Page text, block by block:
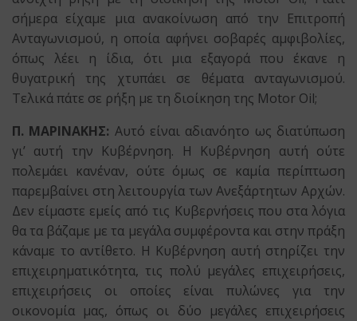
σήμερα είχαμε μια ανακοίνωση από την Επιτροπή
Ανταγωνισμού, η οποία αφήνει σοβαρές αμφιβολίες,
όπως λέει η ίδια, ότι μια εξαγορά που έκανε η
θυγατρική της χτυπάει σε θέματα ανταγωνισμού.
Τελικά πάτε σε ρήξη με τη διοίκηση της Motor Oil;
Π. ΜΑΡΙΝΑΚΗΣ: Αυτό είναι αδιανόητο ως διατύπωση
γι’ αυτή την Κυβέρνηση. Η Κυβέρνηση αυτή ούτε
πολεμάει κανέναν, ούτε όμως σε καμία περίπτωση
παρεμβαίνει στη λειτουργία των Ανεξάρτητων Αρχών.
Δεν είμαστε εμείς από τις Κυβερνήσεις που στα λόγια
θα τα βάζαμε με τα μεγάλα συμφέροντα και στην πράξη
κάναμε το αντίθετο. Η Κυβέρνηση αυτή στηρίζει την
επιχειρηματικότητα, τις πολύ μεγάλες επιχειρήσεις,
επιχειρήσεις οι οποίες είναι πυλώνες για την
οικονομία μας, όπως οι δύο μεγάλες επιχειρήσεις